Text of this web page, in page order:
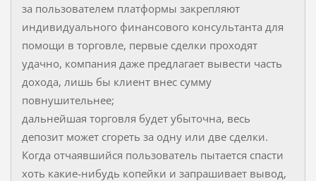
за пользователем платформы закрепляют
индивидуального финансового консультанта для
помощи в торговле, первые сделки проходят
удачно, компания даже предлагает вывести часть
дохода, лишь бы клиент внес сумму
повнушительнее;
дальнейшая торговля будет убыточна, весь
депозит может сгореть за одну или две сделки.
Когда отчаявшийся пользователь пытается спасти
хоть какие-нибудь копейки и запрашивает вывод,